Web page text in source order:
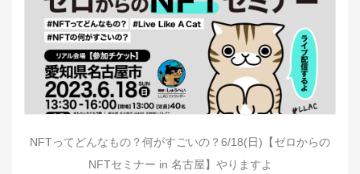
NFTってどんなもの？何がすごいの？6/18(日)【ゼロからの
NFTセミナー in 名古屋】やりますよ